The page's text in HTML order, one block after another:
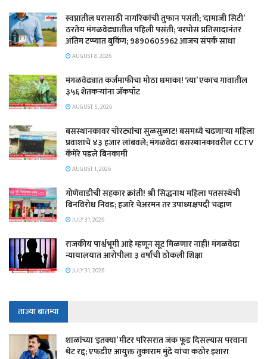
स्वप्नातील घरासाठी नागरिकांची तुफान पसंती; ‘दामाजी सिटी’
ठरतेय मंगळवेढ्यातील पहिली पसंती; भरघोस प्रतिसादानंतर
अंतिम टप्प्यात बुकिंग; 9890605962 आजच संपर्क साधा
AUGUST 8, 2026
मंगळवेढ्यात कर्जमाफीचा मोठा धमाका! ‘त्या’ एकाच गावातील
३५६ शेतकऱ्यांना जॅकपॉट
AUGUST 5, 2026
बसस्थानकावर चोरट्यांचा सुळसुळाट! बसमध्ये चढणाऱ्या महिला
प्रवाशाचे ४३ हजार लांबवले; मंगळवेढा बसस्थानकावरील CCTV
कॅमेरे पडले बिनकामी
AUGUST 1, 2026
गोणेवाडीची सहकार क्रांती! श्री सिद्धनाथ महिला पतसंस्थेची
बिनविरोध निवड; हजारे चेअरमन तर उपाध्यक्षपदी चव्हाण
JULY 31, 2026
राजकीय पार्श्वभूमी आहे म्हणून सूट मिळणार नाही! मंगळवेढा
न्यायालयात आरोपीला ३ वर्षांची ठोकली शिक्षा
JULY 31, 2026
ताज्या बातम्या
शाळांच्या ‘इतक्या’ मीटर परिसरात जंक फूड दिसल्यास परवाना
थेट रद्द; एफडीए आयुक्त तुकाराम मुंढे यांचा कठोर इशारा